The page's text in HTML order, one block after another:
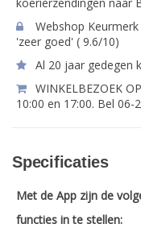
Webshop
'zeer goed' ( 9.6/10)
Al 20 jaar gedegen
WINKELBEZOEK
10:00 en 17:00. Bel 06-
Specificaties
Met de App zijn de
functies in te stellen: